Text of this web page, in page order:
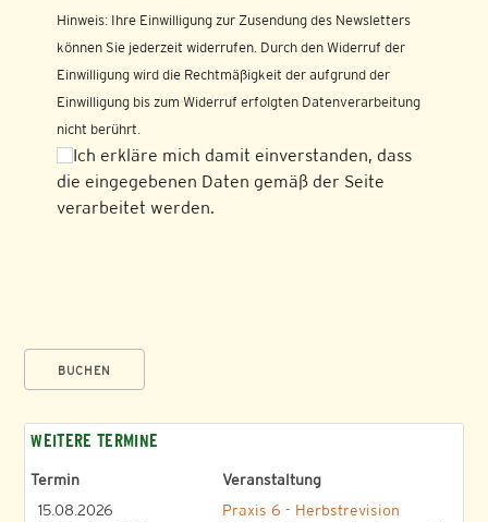
Hinweis: Ihre Einwilligung zur Zusendung des Newsletters
können Sie jederzeit widerrufen. Durch den Widerruf der
Einwilligung wird die Rechtmäßigkeit der aufgrund der
Einwilligung bis zum Widerruf erfolgten Datenverarbeitung
nicht berührt.
Ich erkläre mich damit einverstanden, dass
die eingegebenen Daten gemäß der Seite
verarbeitet werden.
BUCHEN
WEITERE TERMINE
Termin
Veranstaltung
15.08.2026
Praxis 6 - Herbstrevision